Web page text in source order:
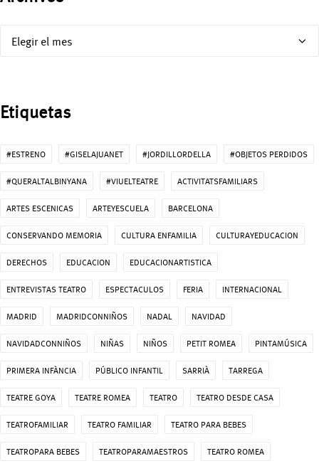
Archivos
Etiquetas
#ESTRENO #GISELAJUANET #JORDILLORDELLA #OBJETOS PERDIDOS
#QUERALTALBINYANA #VIUELTEATRE ACTIVITATSFAMILIARS
ARTES ESCENICAS ARTEYESCUELA BARCELONA
CONSERVANDO MEMORIA CULTURA ENFAMILIA CULTURAYEDUCACION
DERECHOS EDUCACION EDUCACIONARTISTICA
ENTREVISTAS TEATRO ESPECTACULOS FERIA INTERNACIONAL
MADRID MADRIDCONNIÑOS NADAL NAVIDAD
NAVIDADCONNIÑOS NIÑAS NIÑOS PETIT ROMEA PINTAMÚSICA
PRIMERA INFÀNCIA PÚBLICO INFANTIL SARRIÀ TARREGA
TEATRE GOYA TEATRE ROMEA TEATRO TEATRO DESDE CASA
TEATROFAMILIAR TEATRO FAMILIAR TEATRO PARA BEBES
TEATROPARA BEBES TEATROPARAMAESTROS TEATRO ROMEA